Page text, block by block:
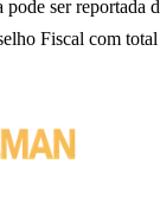
ser reportada
Fiscal com